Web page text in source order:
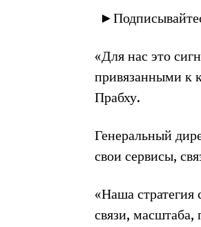
«Для нас это
привязанными к
Прабху.
Генеральный
свои сервисы,
«Наша
связи, масштаба,